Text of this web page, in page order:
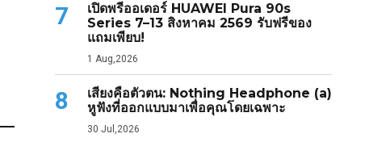
7
เปิดพรีออเดอร์ HUAWEI Pura 90s
Series 7–13 สิงหาคม 2569 รับฟรีของ
แถมเพียบ!
1 Aug,2026
8
เสียงคือตัวตน: Nothing Headphone (a)
หูฟังที่ออกแบบมาเพื่อคุณโดยเฉพาะ
30 Jul,2026